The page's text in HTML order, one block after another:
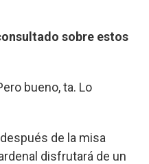
sobre estos
bueno, ta. Lo
de la misa
disfrutará de un